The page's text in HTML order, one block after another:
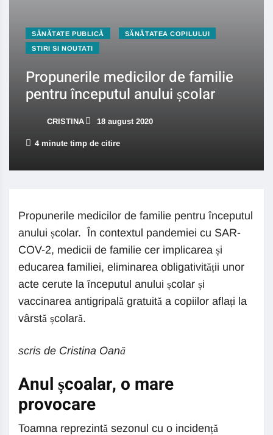
SĂNĂTATE PUBLICĂ
SĂNĂTATEA COPILULUI
STIRI SI NOUTATI
Propunerile medicilor de familie
pentru începutul anului școlar
CRISTINA 18 august 2020
4 minute timp de citire
Propunerile medicilor de familie pentru începutul
anului școlar. În contextul pandemiei cu SAR-
COV-2, medicii de familie cer implicarea și
educarea familiei, eliminarea obligativității unor
acte cerute la începutul anului școlar și
vaccinarea antigripală gratuită a copiilor aflați la
vârstă școlară.
scris de Cristina Oană
Anul școalar, o mare
provocare
Toamna reprezintă sezonul cu o incidență